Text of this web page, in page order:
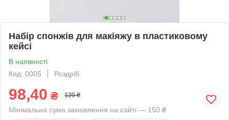
Набір спонжів для макіяжу в пластиковому
кейсі
В наявності
Код: 0005
Роздріб
98,40 ₴ 120 ₴
Мінімальна сума замовлення на сайті — 150 ₴